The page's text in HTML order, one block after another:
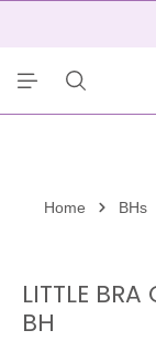
Home BHs
LITTLE
BH